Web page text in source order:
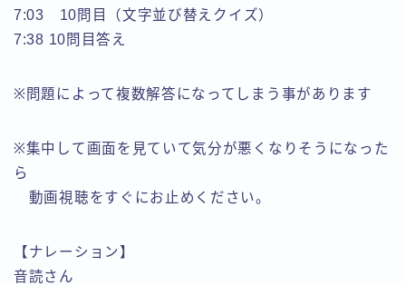
7:03 10問目（文字並び替えクイズ）
7:38 10問目答え
※問題によって複数解答になってしまう事があります
※集中して画面を見ていて気分が悪くなりそうになった
ら
動画視聴をすぐにお止めください。
【ナレーション】
音読さん